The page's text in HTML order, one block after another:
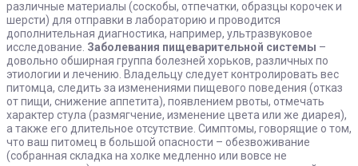
различные материалы (соскобы, отпечатки, образцы корочек и
шерсти) для отправки в лабораторию и проводится
дополнительная диагностика, например, ультразвуковое
исследование. Заболевания пищеварительной системы –
довольно обширная группа болезней хорьков, различных по
этиологии и лечению. Владельцу следует контролировать вес
питомца, следить за изменениями пищевого поведения (отказ
от пищи, снижение аппетита), появлением рвоты, отмечать
характер стула (размягчение, изменение цвета или же диарея),
а также его длительное отсутствие. Симптомы, говорящие о том,
что ваш питомец в большой опасности – обезвоживание
(собранная складка на холке медленно или вовсе не